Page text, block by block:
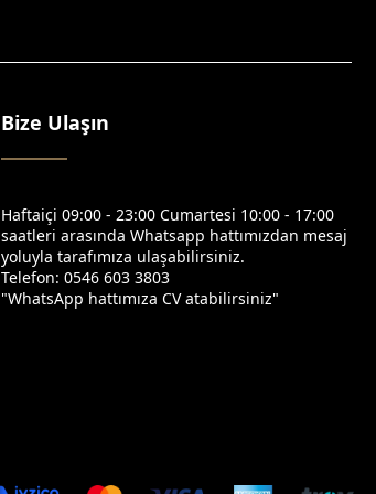
Bize Ulaşın
Haftaiçi 09:00 - 23:00 Cumartesi 10:00 - 17:00
saatleri arasında Whatsapp hattımızdan mesaj
yoluyla tarafımıza ulaşabilirsiniz.
Telefon: 0546 603 3803
"WhatsApp hattımıza CV atabilirsiniz"